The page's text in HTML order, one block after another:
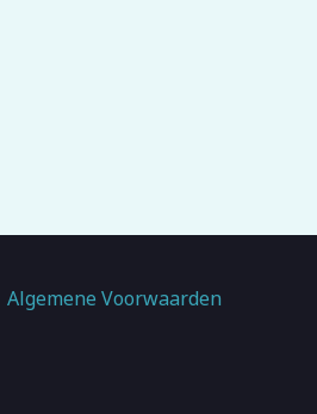
Algemene Voorwaarden